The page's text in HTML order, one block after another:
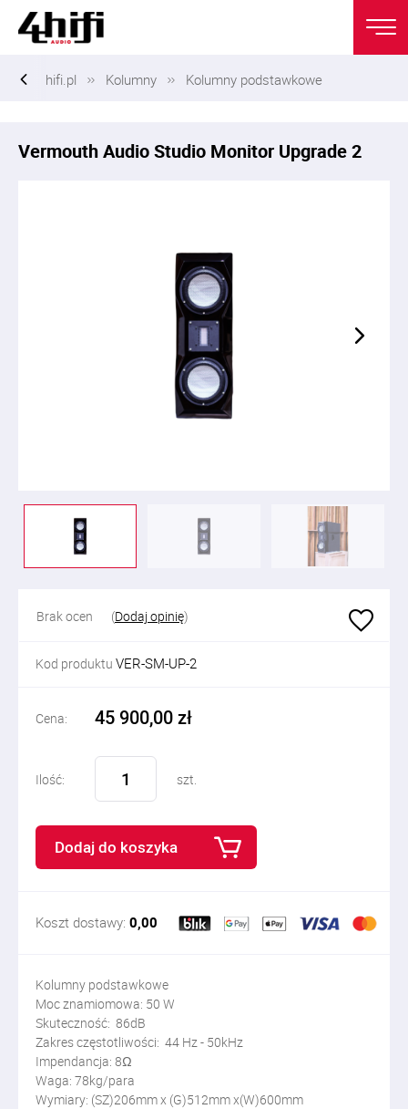
hifi.pl Kolumny Kolumny podstawkowe
Vermouth Audio Studio Monitor Upgrade 2
Brak ocen (Dodaj opinię)
Kod produktu VER-SM-UP-2
Cena: 45 900,00 zł
Ilość: szt.
Dodaj do koszyka
Koszt dostawy: 0,00
Kolumny podstawkowe
Moc znamiomowa: 50 W
Skuteczność: 86dB
Zakres częstotliwości: 44 Hz - 50kHz
Impendancja: 8Ω
Waga: 78kg/para
Wymiary: (SZ)206mm x (G)512mm x(W)600mm